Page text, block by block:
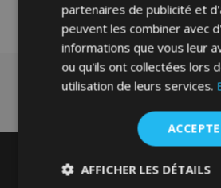
partenaires de publicité et
peuvent les combiner avec
informations que vous leur
ou qu'ils ont collectées lors
utilisation de leurs services.
AFFICHER LES DÉTAILS